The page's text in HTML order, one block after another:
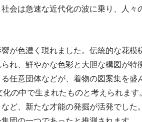
会は急速な近代化の波に乗り、人々
が色濃く現れました。伝統的な花模
れ、鮮やかな色彩と大胆な構図が特
任意団体などが、着物の図案集を盛
の中で生まれたものと考えられます。
ど、新たな才能の発掘が活発でした。